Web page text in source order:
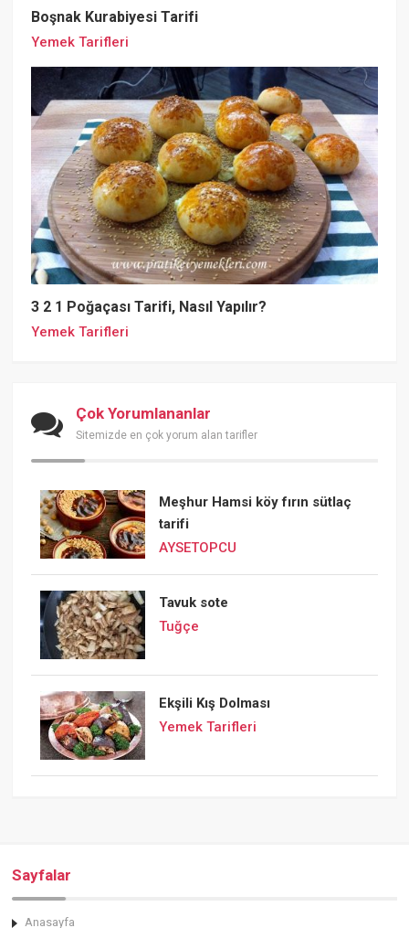
Boşnak Kurabiyesi Tarifi
Yemek Tarifleri
3 2 1 Poğaçası Tarifi, Nasıl Yapılır?
Yemek Tarifleri
Çok Yorumlananlar
Sitemizde en çok yorum alan tarifler
Meşhur Hamsi köy fırın sütlaç
tarifi
AYSETOPCU
Tavuk sote
Tuğçe
Ekşili Kış Dolması
Yemek Tarifleri
Sayfalar
Anasayfa